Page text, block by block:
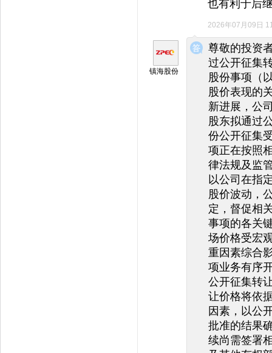
也有利于后
2026年07月09日
◆
◆
镇海股份
尊敬的投资
过公开征集
股份事项（
股价表现的
新进展，公
股东拟通过
份公开征集
项正在按照
律法规及监
以公司在指
股价波动，
定，督促相
事项的各关
场价格受宏
重因素综合
项业务有序
公开征集转
让价格将依
因素，以公
批准的结果
续尚需签署